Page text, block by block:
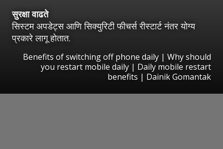
सुरक्षा वाढते
सिस्टम अपडेट्स आणि सिक्युरिटी फीचर्स रीस्टार्ट नंतर योग्य
प्रकारे लागू होतात.
Benefits of switching off phone daily | Why should
you restart mobile daily | Daily mobile restart
benefits | Dainik Gomantak